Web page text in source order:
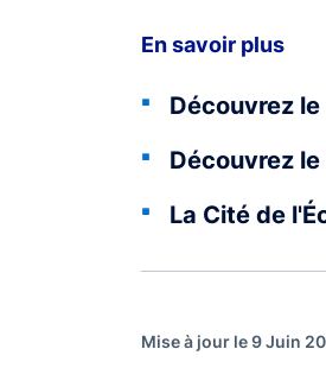
En savoir plus
Découvrez
Découvrez
La Cité de
Mise à jour le 9 Juin